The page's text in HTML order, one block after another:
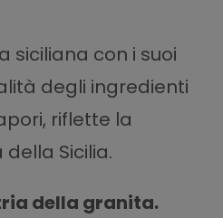
siciliana con i suoi
degli ingredienti
riflette la
Sicilia.
della granita.